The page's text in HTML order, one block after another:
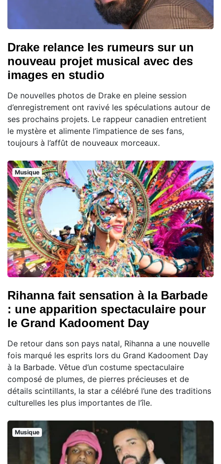
Drake relance les rumeurs sur un
nouveau projet musical avec des
images en studio
De nouvelles photos de Drake en pleine session
d’enregistrement ont ravivé les spéculations autour de
ses prochains projets. Le rappeur canadien entretient
le mystère et alimente l’impatience de ses fans,
toujours à l’affût de nouveaux morceaux.
Musique
Rihanna fait sensation à la Barbade
: une apparition spectaculaire pour
le Grand Kadooment Day
De retour dans son pays natal, Rihanna a une nouvelle
fois marqué les esprits lors du Grand Kadooment Day
à la Barbade. Vêtue d’un costume spectaculaire
composé de plumes, de pierres précieuses et de
détails scintillants, la star a célébré l’une des traditions
culturelles les plus importantes de l’île.
Musique